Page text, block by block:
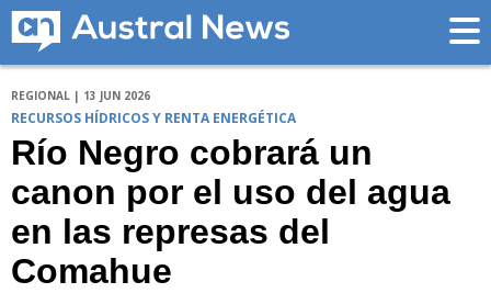
REGIONAL | 13 JUN 2026
RECURSOS HÍDRICOS Y RENTA ENERGÉTICA
Río Negro cobrará un
canon por el uso del agua
en las represas del
Comahue